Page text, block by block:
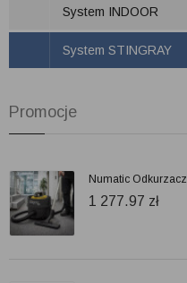
System INDOOR
System STINGRAY
Promocje
Numatic
1 277.97 zł